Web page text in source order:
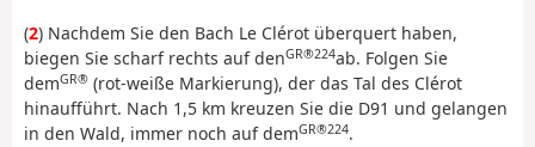
(2) Nachdem Sie den Bach Le Clérot überquert haben,
biegen Sie scharf rechts auf denGR®224ab. Folgen Sie
demGR® (rot-weiße Markierung), der das Tal des Clérot
hinaufführt. Nach 1,5 km kreuzen Sie die D91 und gelangen
in den Wald, immer noch auf demGR®224.